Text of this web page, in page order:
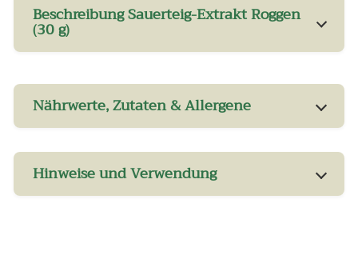
Beschreibung Sauerteig-Extrakt Roggen
(30 g)
Nährwerte, Zutaten & Allergene
Hinweise und Verwendung